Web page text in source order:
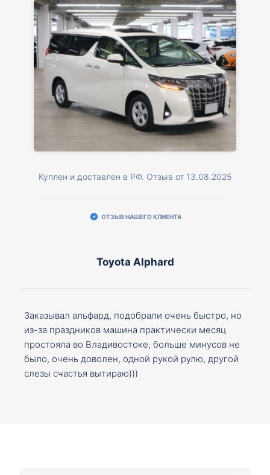
Куплен и доставлен в РФ. Отзыв от 13.08.2025
ОТЗЫВ НАШЕГО КЛИЕНТА
Toyota Alphard
Заказывал альфард, подобрали очень быстро, но
из-за праздников машина практически месяц
простояла во Владивостоке, больше минусов не
было, очень доволен, одной рукой рулю, другой
слезы счастья вытираю)))